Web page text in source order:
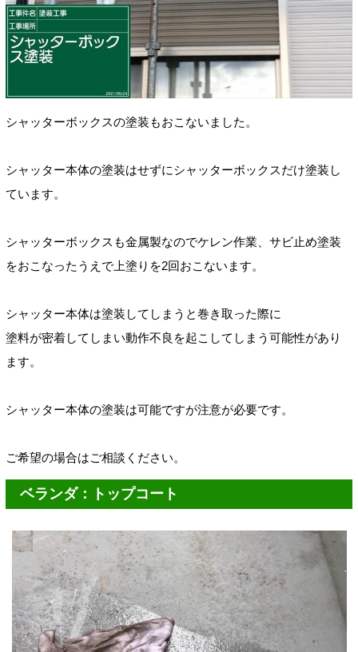
シャッターボックスの塗装もおこないました。
シャッター本体の塗装はせずにシャッターボックスだけ塗装し
ています。
シャッターボックスも金属製なのでケレン作業、サビ止め塗装
をおこなったうえで上塗りを2回おこないます。
シャッター本体は塗装してしまうと巻き取った際に
塗料が密着してしまい動作不良を起こしてしまう可能性があり
ます。
シャッター本体の塗装は可能ですが注意が必要です。
ご希望の場合はご相談ください。
ベランダ：トップコート